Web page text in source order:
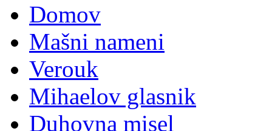
Domov
Mašni nameni
Verouk
Mihaelov glasnik
Duhovna misel